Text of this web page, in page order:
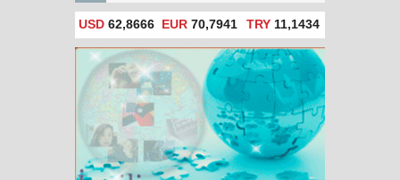
USD 62,8666 EUR 70,7941 TRY 11,1434